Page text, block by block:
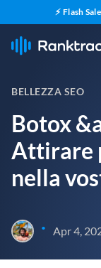
⚡ Flash
BELLEZZA SEO
Botox
Attirare
nella
• Apr 4,